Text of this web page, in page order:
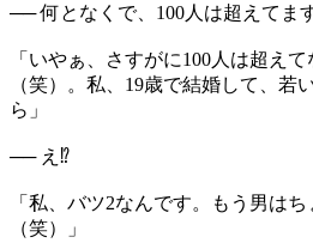
── 何となくで、100人は超えてま
「いやぁ、さすがに100人は超え
（笑）。私、19歳で結婚して、若
ら」
── え⁉
「私、バツ2なんです。もう男は
（笑）」